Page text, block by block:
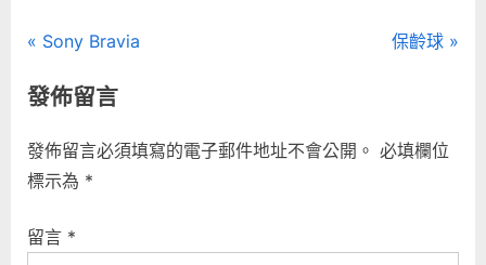
文
章
導
覽
P
e
i
o
s
Sony Bravia
N
P
t
保齡球
發佈留言
發佈留言必須填寫的電子郵件地址不會公開。 必填欄位
標示為 *
留言 *